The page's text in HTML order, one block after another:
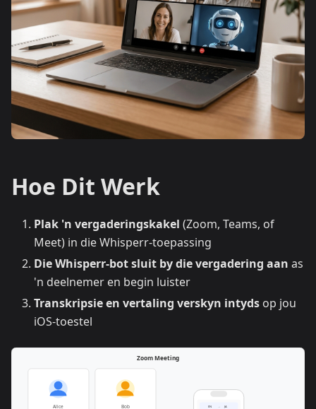
Hoe Dit Werk
Plak 'n vergaderingskakel (Zoom, Teams, of
Meet) in die Whisperr-toepassing
Die Whisperr-bot sluit by die vergadering aan as
'n deelnemer en begin luister
Transkripsie en vertaling verskyn intyds op jou
iOS-toestel